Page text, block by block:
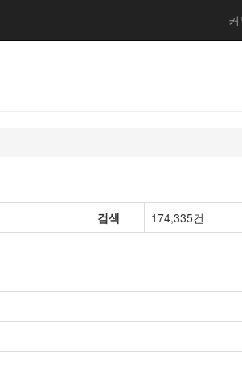
검색
174,335건